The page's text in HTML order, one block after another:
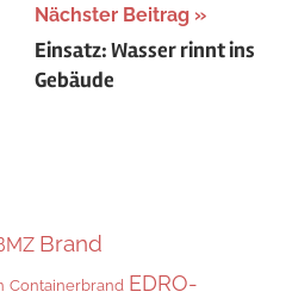
Nächster Beitrag
Einsatz: Wasser rinnt ins
Gebäude
Brand
Containerbrand EDRO-